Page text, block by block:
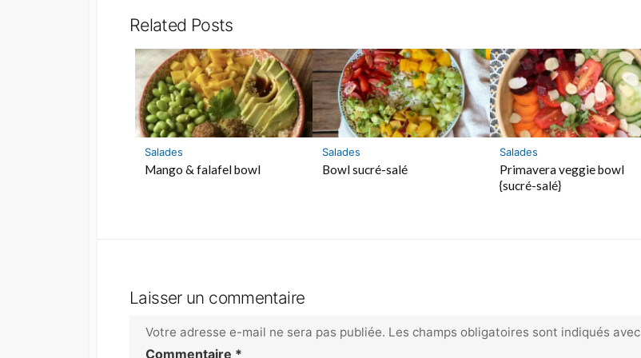
Related Posts
Salades
Mango & falafel bowl
Salades
Bowl sucré-salé
Salades
Primavera veggie bowl
{sucré-salé}
Laisser un commentaire
Votre adresse e-mail ne sera pas publiée. Les champs obligatoires sont indiqués avec
Commentaire *